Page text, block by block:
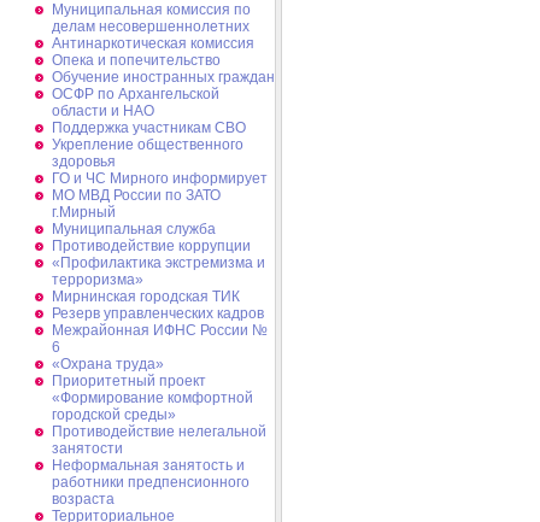
Муниципальная комиссия по
делам несовершеннолетних
Антинаркотическая комиссия
Опека и попечительство
Обучение иностранных граждан
ОСФР по Архангельской
области и НАО
Поддержка участникам СВО
Укрепление общественного
здоровья
ГО и ЧС Мирного информирует
МО МВД России по ЗАТО
г.Мирный
Муниципальная cлужба
Противодействие коррупции
«Профилактика экстремизма и
терроризма»
Мирнинская городская ТИК
Резерв управленческих кадров
Межрайонная ИФНС России №
6
«Охрана труда»
Приоритетный проект
«Формирование комфортной
городской среды»
Противодействие нелегальной
занятости
Неформальная занятость и
работники предпенсионного
возраста
Территориальное